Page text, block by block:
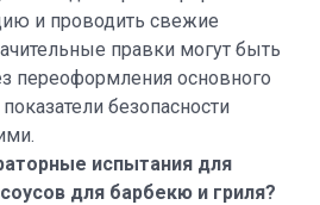
и проводить свежие
правки могут быть
переоформления основного
безопасности
испытания для
для барбекю и гриля?